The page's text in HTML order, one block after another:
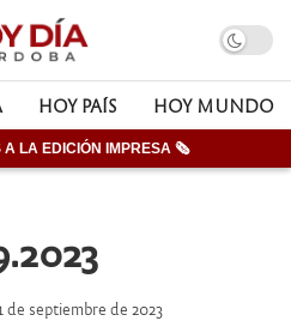
HOY PAÍS HOY MUNDO
A LA EDICIÓN IMPRESA 🗞
de septiembre de 2023